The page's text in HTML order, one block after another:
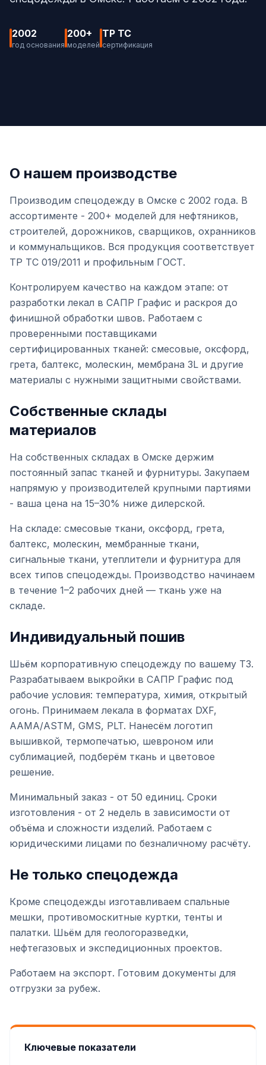
Госзакупки
Оставить заявку
2002
год основания
200+
моделей
ТР ТС
сертификация
О нашем производстве
Производим спецодежду в Омске с 2002 года. В
ассортименте - 200+ моделей для нефтяников,
строителей, дорожников, сварщиков, охранников
и коммунальщиков. Вся продукция соответствует
ТР ТС 019/2011 и профильным ГОСТ.
Контролируем качество на каждом этапе: от
разработки лекал в САПР Графис и раскроя до
финишной обработки швов. Работаем с
проверенными поставщиками
сертифицированных тканей: смесовые, оксфорд,
грета, балтекс, молескин, мембрана 3L и другие
материалы с нужными защитными свойствами.
Собственные склады
материалов
На собственных складах в Омске держим
постоянный запас тканей и фурнитуры. Закупаем
напрямую у производителей крупными партиями
- ваша цена на 15–30% ниже дилерской.
На складе: смесовые ткани, оксфорд, грета,
балтекс, молескин, мембранные ткани,
сигнальные ткани, утеплители и фурнитура для
всех типов спецодежды. Производство начинаем
в течение 1–2 рабочих дней — ткань уже на
складе.
Индивидуальный пошив
Шьём корпоративную спецодежду по вашему ТЗ.
Разрабатываем выкройки в САПР Графис под
рабочие условия: температура, химия, открытый
огонь. Принимаем лекала в форматах DXF,
AAMA/ASTM, GMS, PLT. Нанесём логотип
вышивкой, термопечатью, шевроном или
сублимацией, подберём ткань и цветовое
решение.
Минимальный заказ - от 50 единиц. Сроки
изготовления - от 2 недель в зависимости от
объёма и сложности изделий. Работаем с
юридическими лицами по безналичному расчёту.
Не только спецодежда
Кроме спецодежды изготавливаем спальные
мешки, противомоскитные куртки, тенты и
палатки. Шьём для геологоразведки,
нефтегазовых и экспедиционных проектов.
Работаем на экспорт. Готовим документы для
отгрузки за рубеж.
Ключевые показатели